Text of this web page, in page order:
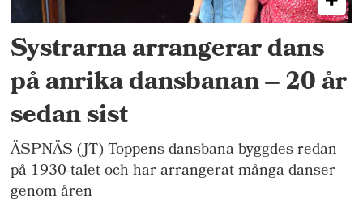
Systrarna arrangerar dans
på anrika dansbanan – 20 år
sedan sist
ÄSPNÄS (JT) Toppens dansbana byggdes redan
på 1930-talet och har arrangerat många danser
genom åren